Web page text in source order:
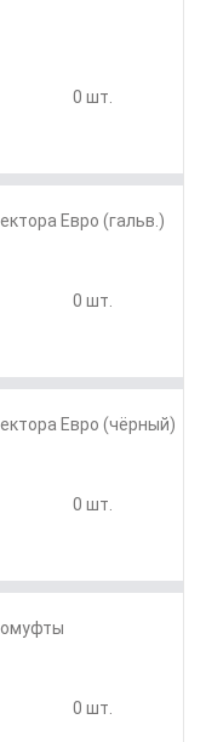
0 шт.
Евро (гальв.)
0 шт.
Евро (чёрный)
0 шт.
0 шт.